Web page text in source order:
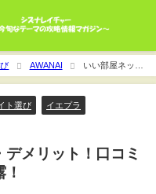
AWANAI
いい部屋ネット
実態を暴露！
ト選び イエプラ
メリット！口コミ